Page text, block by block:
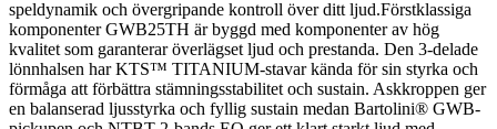
speldynamik och övergripande kontroll över ditt ljud.Förstklassiga
komponenter GWB25TH är byggd med komponenter av hög
kvalitet som garanterar överlägset ljud och prestanda. Den 3-delade
lönnhalsen har KTS™ TITANIUM-stavar kända för sin styrka och
förmåga att förbättra stämningsstabilitet och sustain. Askkroppen ger
en balanserad ljusstyrka och fyllig sustain medan Bartolini® GWB-